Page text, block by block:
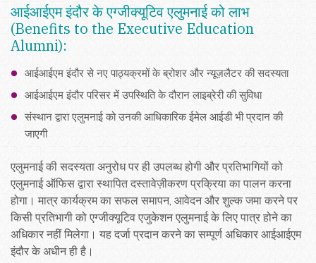
आईआईएम इंदौर के एग्जीक्यूटिव एलुमनाई को लाभ
(Benefits to the Executive Education
Alumni):
आईआईएम इंदौर से नए पाठ्यक्रमों के ब्रोशर और न्यूज़लैटर की सदस्यता
आईआईएम इंदौर परिसर में उपस्थिति के दौरान लाइब्रेरी की सुविधा
संस्थान द्वारा एलुमनाई को उनकी आधिकारिक ईमेल आईडी भी प्रदान की
जाएगी
एलुमनाई की सदस्यता अनुरोध पर ही उपलब्ध होगी और प्रतिभागियों को
एलुमनाई ऑफिस द्वारा स्थापित दस्तावेज़ीकरण प्रक्रिया का पालन करना
होगा। मात्र कार्यक्रम का सफल समापन, आवेदन और शुल्क जमा करने पर
किसी प्रतिभागी को एग्जीक्यूटिव एजुकेशन एलुमनाई के लिए पात्र होने का
अधिकार नहीं मिलेगा। यह दर्जा प्रदान करने का सम्पूर्ण अधिकार आईआईएम
इंदौर के अधीन ही है।